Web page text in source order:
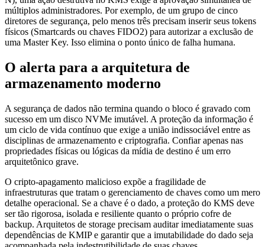
múltiplos administradores. Por exemplo, de um grupo de cinco
diretores de segurança, pelo menos três precisam inserir seus tokens
físicos (Smartcards ou chaves FIDO2) para autorizar a exclusão de
uma Master Key. Isso elimina o ponto único de falha humana.
O alerta para a arquitetura de
armazenamento moderno
A segurança de dados não termina quando o bloco é gravado com
sucesso em um disco NVMe imutável. A proteção da informação é
um ciclo de vida contínuo que exige a união indissociável entre as
disciplinas de armazenamento e criptografia. Confiar apenas nas
propriedades físicas ou lógicas da mídia de destino é um erro
arquitetônico grave.
O cripto-apagamento malicioso expõe a fragilidade de
infraestruturas que tratam o gerenciamento de chaves como um mero
detalhe operacional. Se a chave é o dado, a proteção do KMS deve
ser tão rigorosa, isolada e resiliente quanto o próprio cofre de
backup. Arquitetos de storage precisam auditar imediatamente suas
dependências de KMIP e garantir que a imutabilidade do dado seja